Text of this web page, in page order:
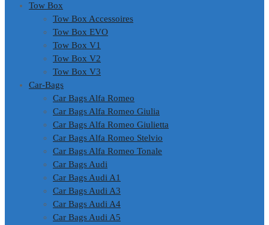
Tow Box
Tow Box Accessoires
Tow Box EVO
Tow Box V1
Tow Box V2
Tow Box V3
Car-Bags
Car Bags Alfa Romeo
Car Bags Alfa Romeo Giulia
Car Bags Alfa Romeo Giulietta
Car Bags Alfa Romeo Stelvio
Car Bags Alfa Romeo Tonale
Car Bags Audi
Car Bags Audi A1
Car Bags Audi A3
Car Bags Audi A4
Car Bags Audi A5